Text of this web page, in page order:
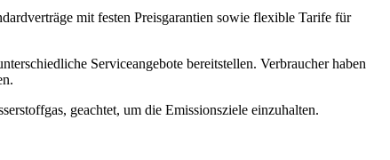
mit festen Preisgarantien sowie flexible Tarife für
Serviceangebote bereitstellen. Verbraucher haben
geachtet, um die Emissionsziele einzuhalten.